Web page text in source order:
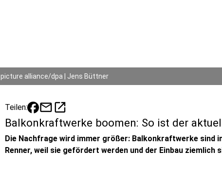
picture alliance/dpa | Jens Büttner
Teilen: mailopen_in_new
Balkonkraftwerke boomen: So ist der
Die Nachfrage wird immer größer: Balkonkraftwerke sind
Renner, weil sie gefördert werden und der Einbau ziemlich